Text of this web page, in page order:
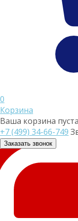
0
Корзина
Ваша корзина
+7 (499) 34-66-749
Заказать звонок